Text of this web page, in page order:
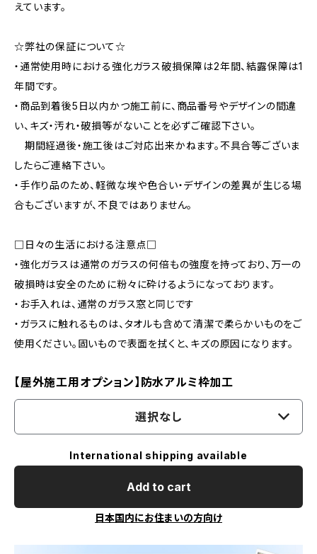
えています。
☆弊社の保証について☆
・通常使用時における強化ガラス破損保障は2年間、結露保障は1
年間です。
・商品到着後5日以内かつ施工前に、商品番号やデザインの間違
い、キズ・汚れ・破損等がないことを必ずご確認下さい。
期間経過後・施工後はご対応出来かねます。不具合等ございま
したらご連絡下さい。
・手作り品のため、軽微な埃や色合い・デザインの差異が生じる場
合もございますが、不良ではありません。
□日々の生活における注意点□
・強化ガラスは通常のガラスの何倍もの強度を持っており、万一の
破損時は安全のために粉々に砕けるようになっております。
・お手入れは、通常のガラス窓と同じです
・ガラスに触れるものは、タオルも含めて清潔で柔らかいものをご
使用ください。固いもので表面を拭くと、キズの原因になります。
【屋外施工用オプション】防水アルミ枠加工
選択なし
International shipping available
Add to cart
日本国内にお住まいの方向け